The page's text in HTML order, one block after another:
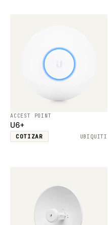
ACCEST POINT
U6+
COTIZAR UBIQUITI